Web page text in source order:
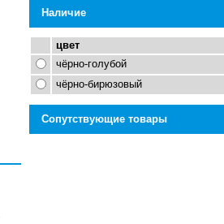
Наличие
цвет
чёрно-голубой
чёрно-бирюзовый
Сопутствующие товары